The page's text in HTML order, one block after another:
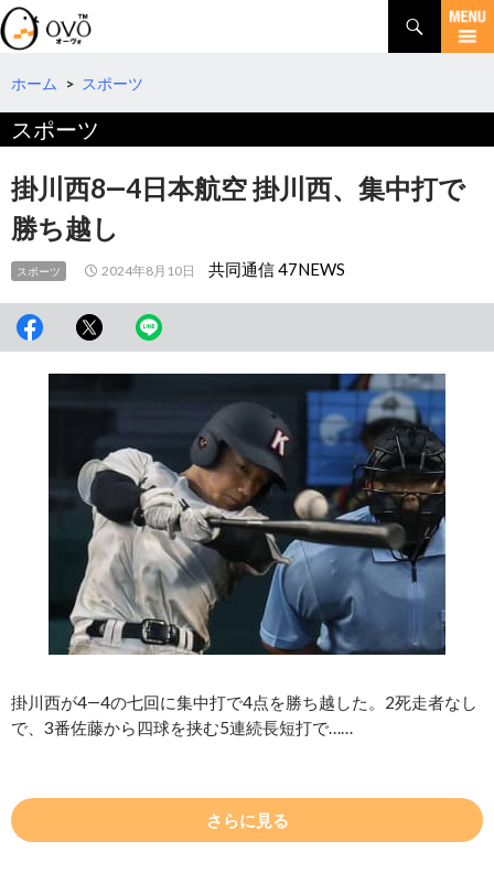
検
索
コ
テ
へ
動
ホーム > スポーツ
スポーツ
掛川西8―4日本航空 掛川西、集中打で
勝ち越し
スポーツ 2024年8月10日 共同通信 47NEWS
掛川西が4―4の七回に集中打で4点を勝ち越した。2死走者なし
で、3番佐藤から四球を挟む5連続長短打で……
さらに見る